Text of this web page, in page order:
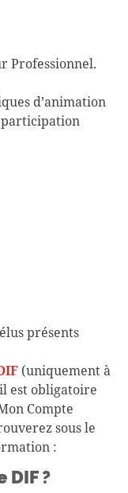
Professionnel.
d’animation
participation
présents
(uniquement à
est obligatoire
Compte
sous le
:
DIF ?